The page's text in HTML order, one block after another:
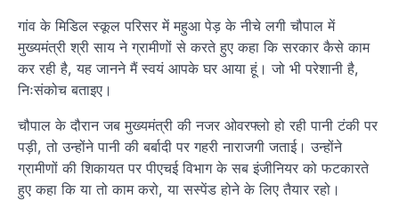
गांव के मिडिल स्कूल परिसर में महुआ पेड़ के नीचे लगी चौपाल में
मुख्यमंत्री श्री साय ने ग्रामीणों से करते हुए कहा कि सरकार कैसे काम
कर रही है, यह जानने मैं स्वयं आपके घर आया हूं। जो भी परेशानी है,
निःसंकोच बताइए।
चौपाल के दौरान जब मुख्यमंत्री की नजर ओवरफ्लो हो रही पानी टंकी पर
पड़ी, तो उन्होंने पानी की बर्बादी पर गहरी नाराजगी जताई। उन्होंने
ग्रामीणों की शिकायत पर पीएचई विभाग के सब इंजीनियर को फटकारते
हुए कहा कि या तो काम करो, या सस्पेंड होने के लिए तैयार रहो।